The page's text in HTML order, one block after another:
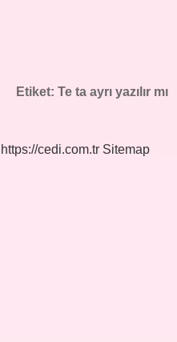
Etiket: Te ta ayrı yazılır mı
https://cedi.com.tr Sitemap